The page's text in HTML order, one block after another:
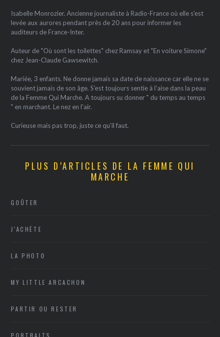
Isabelle Monrozier. Ancienne journaliste à Radio-France où elle s'est
levée aux aurores pendant près de 20 ans pour informer les
auditeurs de France-Inter.
Auteur de "Où sont les toilettes" chez Ramsay et "En voiture Simone"
chez Jean-Claude Gawsewitch.
Mariée, 3 enfants. Ne donne jamais sa date de naissance car elle ne se
souvient jamais de son âge. S'est toujours sentie à l'aise dans la peau
de la Femme Qui Marche. A toujours su donner " du temps au temps
" en marchant. Le nez en l'air.
Curieuse mais pas trop, juste ce qu'il faut.
PLUS D’ARTICLES DE LA FEMME QUI
MARCHE
GOÛTER
J'ACHÈTE
LA PHOTO
MY LITTLE ARCACHON
PARTIR OU RESTER
PORTRAITS